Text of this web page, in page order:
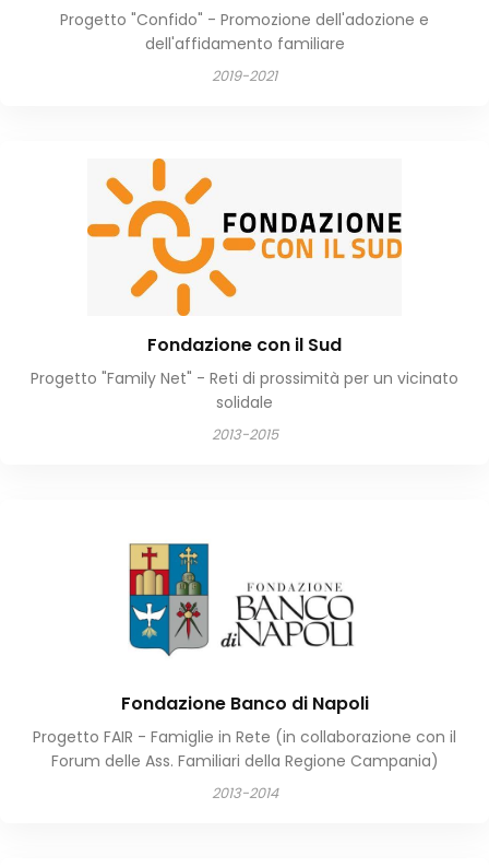
Progetto "Confido" - Promozione dell'adozione e
dell'affidamento familiare
2019-2021
Fondazione con il Sud
Progetto "Family Net" - Reti di prossimità per un vicinato
solidale
2013-2015
Fondazione Banco di Napoli
Progetto FAIR - Famiglie in Rete (in collaborazione con il
Forum delle Ass. Familiari della Regione Campania)
2013-2014